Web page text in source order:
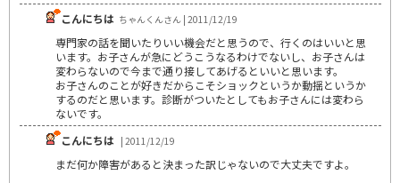
こんにちは ちゃんくんさん | 2011/12/19
専門家の話を聞いたりいい機会だと思うので、行くのはいいと思
います。お子さんが急にどうこうなるわけでないし、お子さんは
変わらないので今まで通り接してあげるといいと思います。
お子さんのことが好きだからこそショックというか動揺というか
するのだと思います。診断がついたとしてもお子さんには変わら
ないです。
こんにちは | 2011/12/19
まだ何か障害があると決まった訳じゃないので大丈夫ですよ。